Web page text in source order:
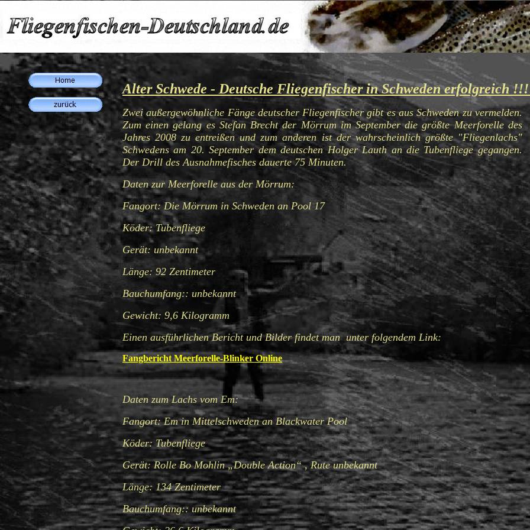
Alter Schwede - Deutsche Fliegenfischer in Schweden erfolgreich
Zwei außergewöhnliche Fänge deutscher Fliegenfischer gibt es aus Schweden zu vermelden.
Zum einen gelang es Stefan Brecht der Mörrum im September die größte Meerforelle des
Jahres 2008 zu entreißen und zum anderen ist der wahrscheinlich größte "Fliegenlachs"
Schwedens am 20. September dem deutschen Holger Lauth an die Tubenfliege gegangen.
Der Drill des Ausnahmefisches dauerte 75 Minuten.
Daten zur Meerforelle aus der Mörrum:
Fangort: Die Mörrum in Schweden an Pool 17
Köder: Tubenfliege
Gerät: unbekannt
Länge: 92 Zentimeter
Bauchumfang:: unbekannt
Gewicht: 9,6 Kilogramm
Einen ausführlichen Bericht und Bilder findet man unter folgendem Link:
Fangbericht Meerforelle-Blinker Online
Daten zum Lachs vom Em:
Fangort: Em in Mittelschweden an Blackwater Pool
Köder: Tubenfliege
Gerät: Rolle Bo Mohlin „Double Action“ , Rute unbekannt
Länge: 134 Zentimeter
Bauchumfang:: unbekannt